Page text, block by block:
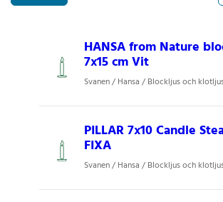
HANSA from Nature
7x15 cm Vit
Svanen / Hansa / Blockljus och
PILLAR 7x10 Candle
FIXA
Svanen / Hansa / Blockljus och